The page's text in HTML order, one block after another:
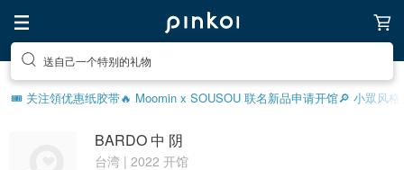
送自己一个特别的礼物
🎟️ 关注領优惠纸胶带🔥 Moomin x SOUSOU 联名新品申请开馆🔎 小眾风格
BARDO 中 阴
台湾 | 2022 开馆